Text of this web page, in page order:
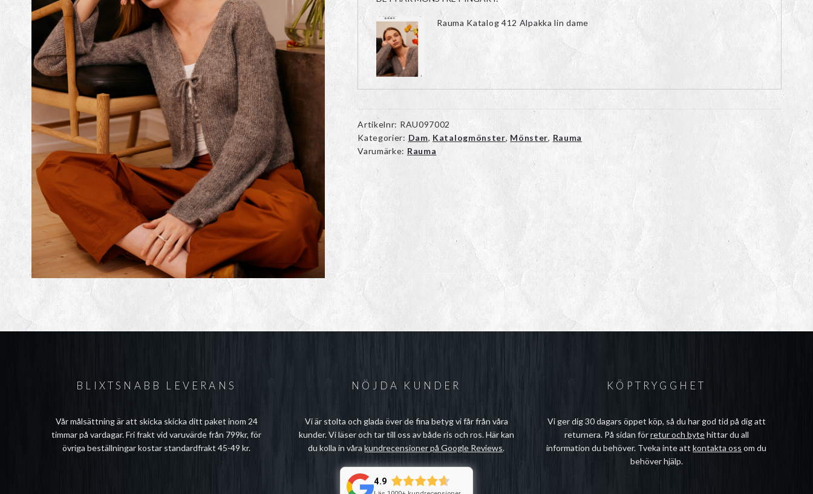
Rauma Katalog 412 Alpakka lin dame
Artikelnr: RAU097002
Kategorier: Dam, Katalogmönster, Mönster, Rauma
Varumärke: Rauma
BLIXTSNABB LEVERANS
Vår målsättning är att skicka skicka ditt paket inom 24
timmar på vardagar. Fri frakt vid varuvärde från 799kr, för
övriga beställningar kostar standardfrakt 45-49 kr.
NÖJDA KUNDER
Vi är stolta och glada över de fina betyg vi får från våra
kunder. Vi läser och tar till oss av både ris och ros. Här kan
du kolla in vårakundrecensioner på Google Reviews.
4.9
KÖPTRYGGHET
Vi ger dig 30 dagars öppet köp, så du har god tid på dig att
returnera. På sidan förretur och bytehittar du all
information du behöver. Tveka inte attkontakta oss om du
behöver hjälp.